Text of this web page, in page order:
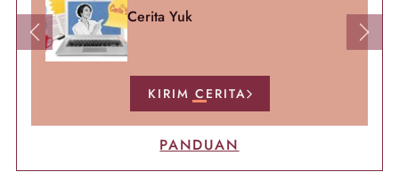
Cerita Yuk
KIRIM CERITA
Previous Next
PANDUAN